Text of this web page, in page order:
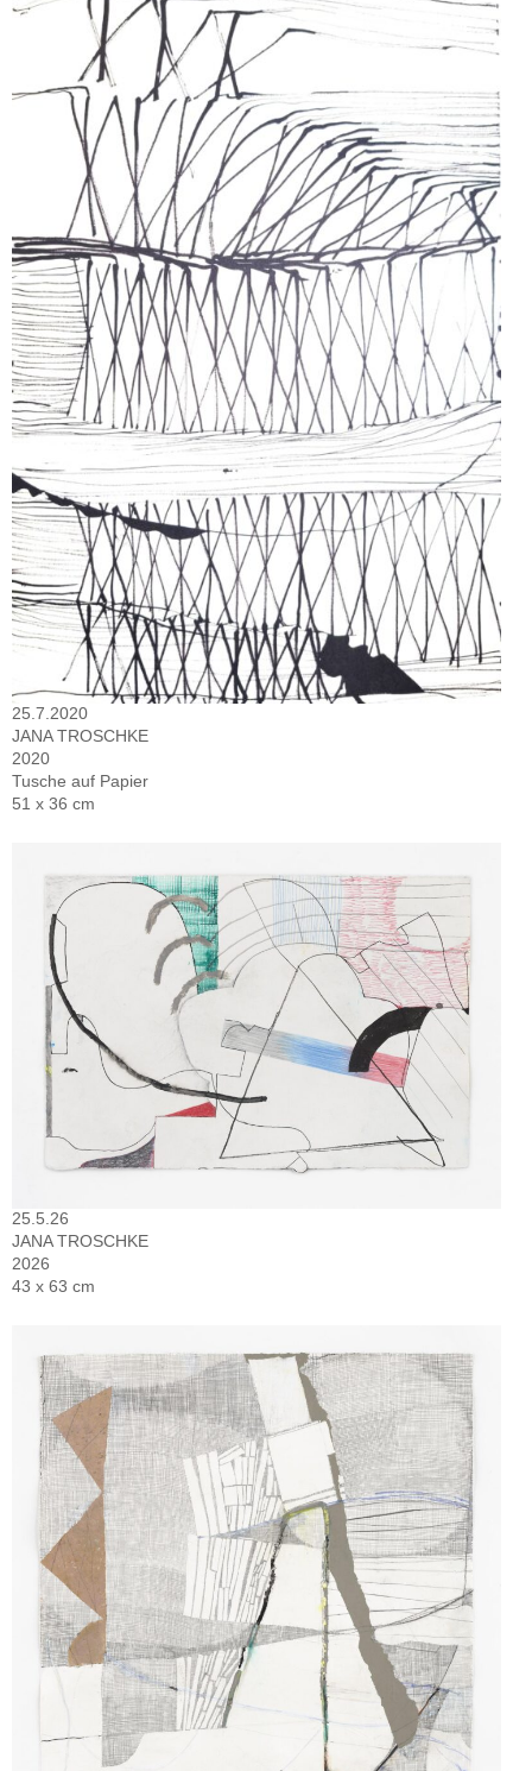
25.7.2020
JANA TROSCHKE
2020
Tusche auf Papier
51 x 36 cm
25.5.26
JANA TROSCHKE
2026
43 x 63 cm